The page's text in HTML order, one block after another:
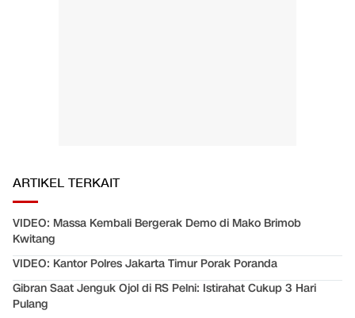
ARTIKEL TERKAIT
VIDEO: Massa Kembali Bergerak Demo di Mako Brimob
Kwitang
VIDEO: Kantor Polres Jakarta Timur Porak Poranda
Gibran Saat Jenguk Ojol di RS Pelni: Istirahat Cukup 3 Hari
Pulang